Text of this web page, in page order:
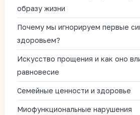
образу жизни
Почему мы игнорируем первые
здоровьем?
Искусство прощения и как оно
равновесие
Семейные ценности и здоровье
Миофункциональные нарушения